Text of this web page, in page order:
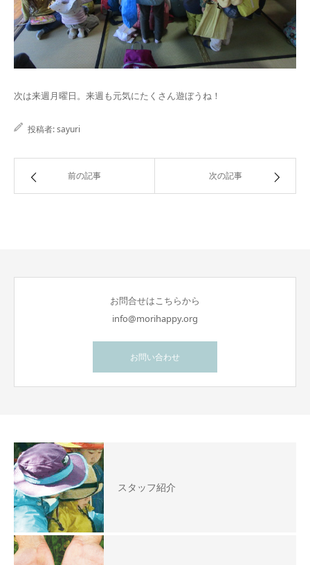
次は来週月曜日。来週も元気にたくさん遊ぼうね！
投稿者:sayuri
前の記事 次の記事
お問合せはこちらから
info@morihappy.org
お問い合わせ
スタッフ紹介